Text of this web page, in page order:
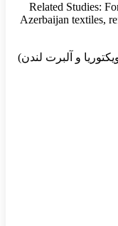
​Related Studies:
Azerbaijan textiles,
و آلبرت لندن)